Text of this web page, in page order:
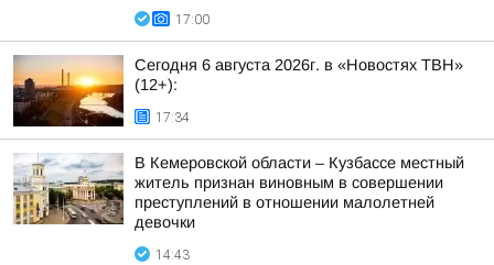
17:00
Сегодня 6 августа 2026г. в «Новостях ТВН»
(12+):
17:34
В Кемеровской области – Кузбассе местный
житель признан виновным в совершении
преступлений в отношении малолетней
девочки
14:43